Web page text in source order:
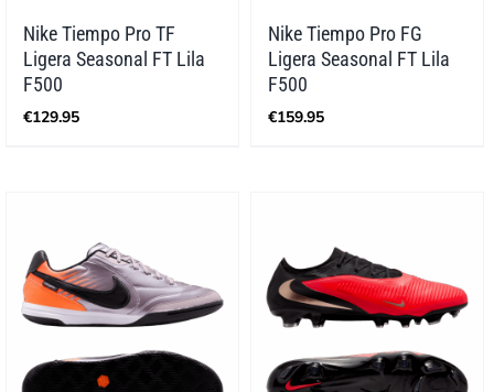
Nike Tiempo Pro TF
Ligera Seasonal FT Lila
F500
€129.95
Nike Tiempo Pro FG
Ligera Seasonal FT Lila
F500
€159.95